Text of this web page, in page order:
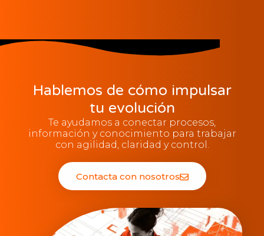
Hablemos de cómo impulsar
tu evolución
Te ayudamos a conectar procesos,
información y conocimiento para trabajar
con agilidad, claridad y control.
Contacta con nosotros